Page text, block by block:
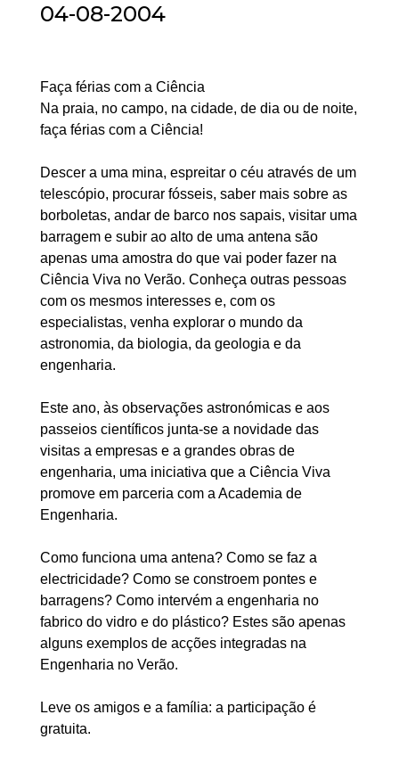
04-08-2004
Faça férias com a Ciência
Na praia, no campo, na cidade, de dia ou de noite,
faça férias com a Ciência!
Descer a uma mina, espreitar o céu através de um
telescópio, procurar fósseis, saber mais sobre as
borboletas, andar de barco nos sapais, visitar uma
barragem e subir ao alto de uma antena são
apenas uma amostra do que vai poder fazer na
Ciência Viva no Verão. Conheça outras pessoas
com os mesmos interesses e, com os
especialistas, venha explorar o mundo da
astronomia, da biologia, da geologia e da
engenharia.
Este ano, às observações astronómicas e aos
passeios científicos junta-se a novidade das
visitas a empresas e a grandes obras de
engenharia, uma iniciativa que a Ciência Viva
promove em parceria com a Academia de
Engenharia.
Como funciona uma antena? Como se faz a
electricidade? Como se constroem pontes e
barragens? Como intervém a engenharia no
fabrico do vidro e do plástico? Estes são apenas
alguns exemplos de acções integradas na
Engenharia no Verão.
Leve os amigos e a família: a participação é
gratuita.